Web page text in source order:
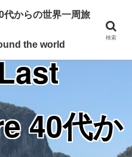
from my 40's
40代か
からの世界一周旅
the world
検索